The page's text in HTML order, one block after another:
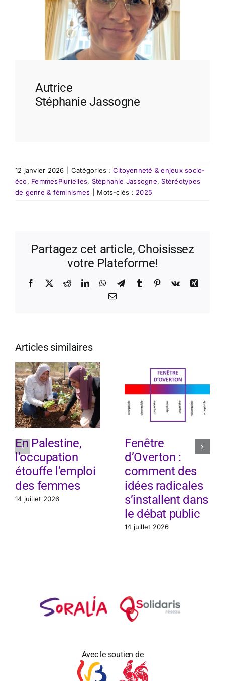
Autrice
Stéphanie Jassogne
12 janvier 2026 Catégories : Citoyenneté & enjeux socio-
éco, FemmesPlurielles, Stéphanie Jassogne,Stéréotypes
de genre & féminismes
Mots-clés : 2025
Partagez cet article, Choisissez
votre Plateforme!
Facebook
X RedditLinkedInWhatsApp
TelegramTumblr Pinterest
Vk
Xing
Email
Articles similaires
En Palestine,
l’occupation
étouffe l’emploi
des femmes
14 juillet 2026
Fenêtre
d’Overton :
comment des
idées radicales
s’installent dans
le débat public
14 juillet 2026
Avec le soutien de